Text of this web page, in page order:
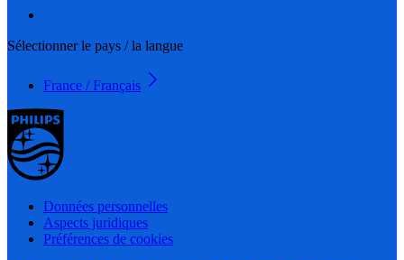
Sélectionner le pays / la langue
France / Français
Données personnelles
Aspects juridiques
Préférences de cookies